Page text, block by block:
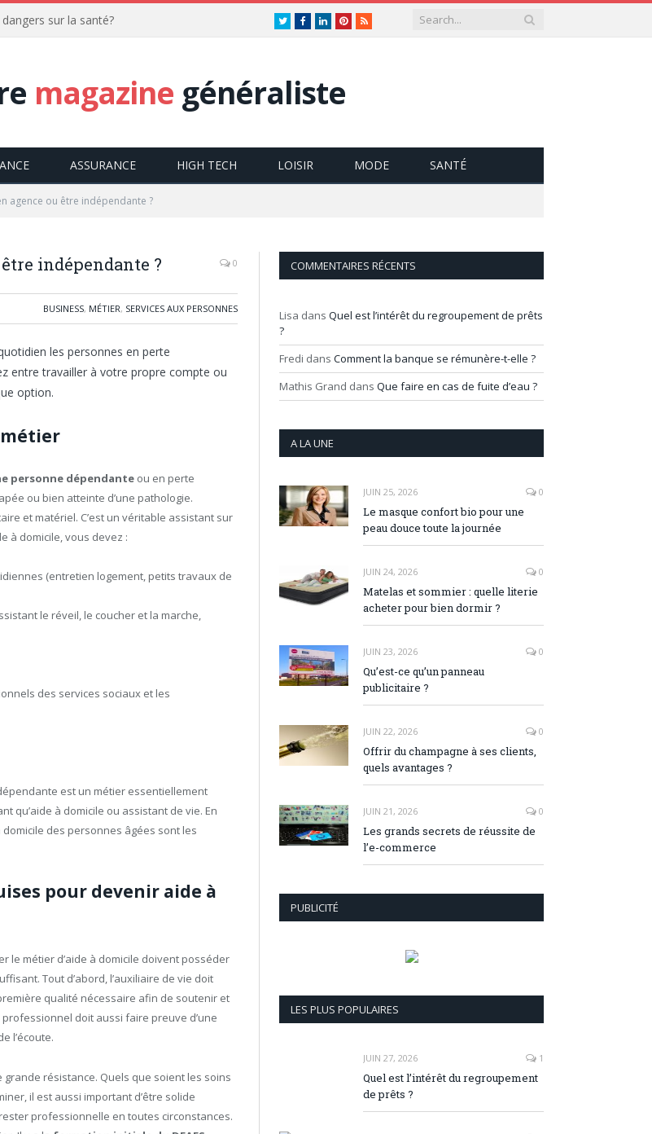
sur la santé? TwitterFacebookLinkedInPinterest
RSS
magazine généraliste
ASSURANCE HIGH TECH LOISIR MODE SANTÉ
agence ou être indépendante ?
indépendante ? 0
BUSINESS, MÉTIER, SERVICES AUX PERSONNES
les personnes en perte
entre travailler à votre propre compte ou
option.
métier
personne dépendante ou en perte
ou bien atteinte d’une pathologie.
et matériel. C’est un véritable assistant sur
à domicile, vous devez :
(entretien logement, petits travaux de
le réveil, le coucher et la marche,
des services sociaux et les
est un métier essentiellement
qu’aide à domicile ou assistant de vie. En
des personnes âgées sont les
pour devenir aide à
le métier d’aide à domicile doivent posséder
Tout d’abord, l’auxiliaire de vie doit
qualité nécessaire afin de soutenir et
doit aussi faire preuve d’une
l’écoute.
grande résistance. Quels que soient les soins
il est aussi important d’être solide
professionnelle en toutes circonstances.
COMMENTAIRES RÉCENTS
Lisa dans Quel est l’intérêt du regroupement de prêts
?
Fredi dans Comment la banque se rémunère-t-elle ?
Mathis Grand dans Que faire en cas de fuite d’eau ?
A LA UNE
JUIN 25, 2026 0
Le masque confort bio pour une
peau douce toute la journée
JUIN 24, 2026 0
Matelas et sommier : quelle literie
acheter pour bien dormir ?
JUIN 23, 2026 0
Qu’est-ce qu’un panneau
publicitaire ?
JUIN 22, 2026 0
Offrir du champagne à ses clients,
quels avantages ?
JUIN 21, 2026 0
Les grands secrets de réussite de
l’e-commerce
PUBLICITÉ
LES PLUS POPULAIRES
JUIN 27, 2026 1
Quel est l’intérêt du regroupement
de prêts ?